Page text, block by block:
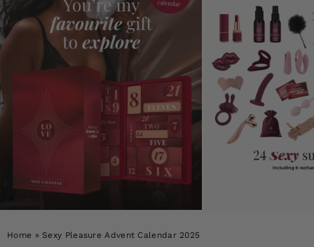
Home »Sexy Pleasure Advent Calendar 2025